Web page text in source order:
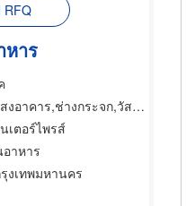
RFQ
หาร
,ช่างกระจก,วัสดุเคลือบหรือฉาบกระจก
เตอร์ไพรส์
าหาร
งเทพมหานคร